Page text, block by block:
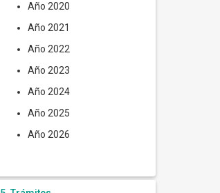
Año 2020
Año 2021
Año 2022
Año 2023
Año 2024
Año 2025
Año 2026